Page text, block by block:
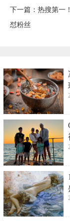
下一篇： 热搜第一
怼粉丝